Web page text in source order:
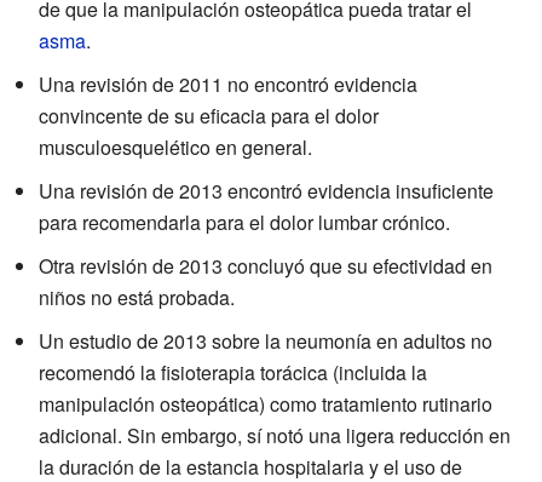
de que la manipulación osteopática pueda tratar el
asma.
Una revisión de 2011 no encontró evidencia
convincente de su eficacia para el dolor
musculoesquelético en general.
Una revisión de 2013 encontró evidencia insuficiente
para recomendarla para el dolor lumbar crónico.
Otra revisión de 2013 concluyó que su efectividad en
niños no está probada.
Un estudio de 2013 sobre la neumonía en adultos no
recomendó la fisioterapia torácica (incluida la
manipulación osteopática) como tratamiento rutinario
adicional. Sin embargo, sí notó una ligera reducción en
la duración de la estancia hospitalaria y el uso de